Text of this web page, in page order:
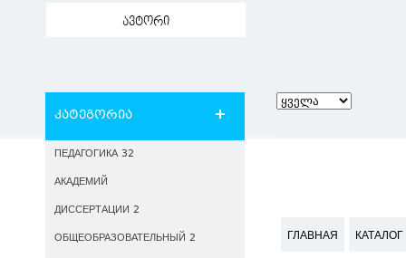
ავტორი
კატეგორია
ПЕДАГОГИКА 32
АКАДЕМИЙ
ДИССЕРТАЦИИ 2
ОБЩЕОБРАЗОВАТЕЛЬНЫЙ 2
ГЛАВНАЯ